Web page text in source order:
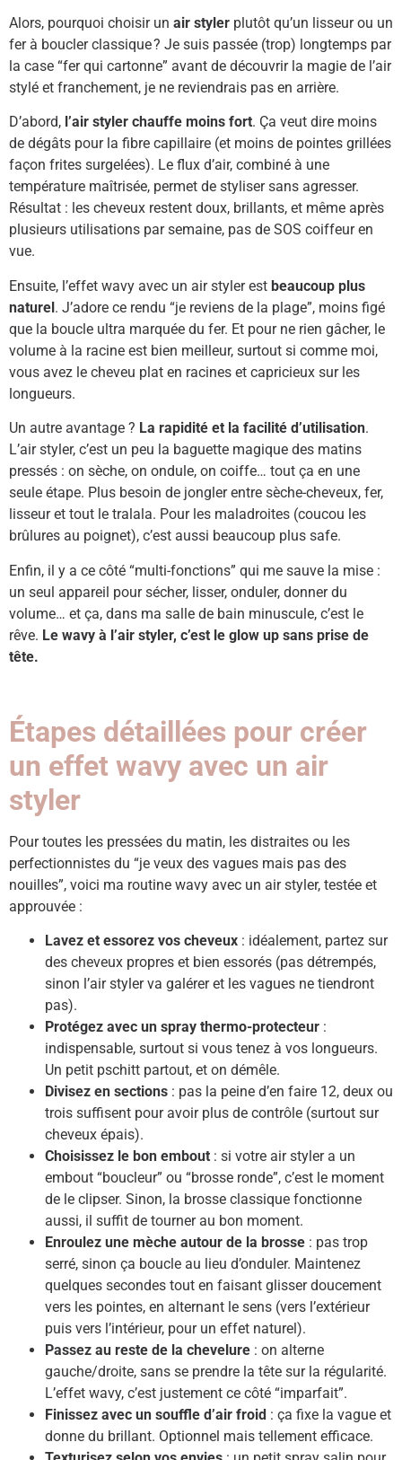
Alors, pourquoi choisir un air styler plutôt qu’un lisseur ou un
fer à boucler classique ? Je suis passée (trop) longtemps par
la case “fer qui cartonne” avant de découvrir la magie de l’air
stylé et franchement, je ne reviendrais pas en arrière.
D’abord, l’air styler chauffe moins fort. Ça veut dire moins
de dégâts pour la fibre capillaire (et moins de pointes grillées
façon frites surgelées). Le flux d’air, combiné à une
température maîtrisée, permet de styliser sans agresser.
Résultat : les cheveux restent doux, brillants, et même après
plusieurs utilisations par semaine, pas de SOS coiffeur en
vue.
Ensuite, l’effet wavy avec un air styler est beaucoup plus
naturel. J’adore ce rendu “je reviens de la plage”, moins figé
que la boucle ultra marquée du fer. Et pour ne rien gâcher, le
volume à la racine est bien meilleur, surtout si comme moi,
vous avez le cheveu plat en racines et capricieux sur les
longueurs.
Un autre avantage ? La rapidité et la facilité d’utilisation.
L’air styler, c’est un peu la baguette magique des matins
pressés : on sèche, on ondule, on coiffe… tout ça en une
seule étape. Plus besoin de jongler entre sèche-cheveux, fer,
lisseur et tout le tralala. Pour les maladroites (coucou les
brûlures au poignet), c’est aussi beaucoup plus safe.
Enfin, il y a ce côté “multi-fonctions” qui me sauve la mise :
un seul appareil pour sécher, lisser, onduler, donner du
volume… et ça, dans ma salle de bain minuscule, c’est le
rêve. Le wavy à l’air styler, c’est le glow up sans prise de
tête.
Étapes détaillées pour créer
un effet wavy avec un air
styler
Pour toutes les pressées du matin, les distraites ou les
perfectionnistes du “je veux des vagues mais pas des
nouilles”, voici ma routine wavy avec un air styler, testée et
approuvée :
Lavez et essorez vos cheveux : idéalement, partez sur
des cheveux propres et bien essorés (pas détrempés,
sinon l’air styler va galérer et les vagues ne tiendront
pas).
Protégez avec un spray thermo-protecteur :
indispensable, surtout si vous tenez à vos longueurs.
Un petit pschitt partout, et on démêle.
Divisez en sections : pas la peine d’en faire 12, deux ou
trois suffisent pour avoir plus de contrôle (surtout sur
cheveux épais).
Choisissez le bon embout : si votre air styler a un
embout “boucleur” ou “brosse ronde”, c’est le moment
de le clipser. Sinon, la brosse classique fonctionne
aussi, il suffit de tourner au bon moment.
Enroulez une mèche autour de la brosse : pas trop
serré, sinon ça boucle au lieu d’onduler. Maintenez
quelques secondes tout en faisant glisser doucement
vers les pointes, en alternant le sens (vers l’extérieur
puis vers l’intérieur, pour un effet naturel).
Passez au reste de la chevelure : on alterne
gauche/droite, sans se prendre la tête sur la régularité.
L’effet wavy, c’est justement ce côté “imparfait”.
Finissez avec un souffle d’air froid : ça fixe la vague et
donne du brillant. Optionnel mais tellement efficace.